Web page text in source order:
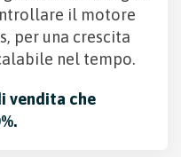
il motore
per una crescita
nel tempo.
vendita che